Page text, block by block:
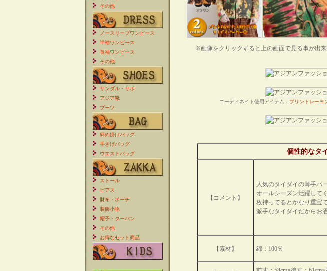
※画像をクリックすると上の画面で見る事が出来
コーディネイト使用アイテム： プリントレーヨ
個性的なタ
【コメント】
人気のタイダイの薄手パ
オールシーズン活躍して
枚持ってるとかなり重宝
派手なタイダイだからお
【素材】 綿：100％
その他
ノースリーブワンピース
半袖ワンピース
長袖ワンピース
その他
サンダル・サボ
アジア靴
ブーツ
斜め掛けバッグ
手さげバッグ
ウエストバッグ
ストール
ピアス
財布・ポーチ
装飾小物
帽子・ターバン
その他
お得なセット商品